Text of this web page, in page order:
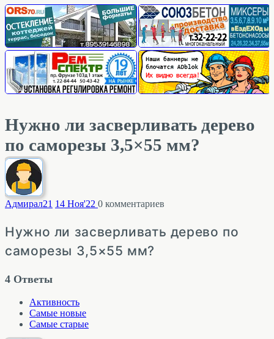
Нужно ли засверливать дерево
по саморезы 3,5×55 мм?
Адмирал21 14 Ноя'22 0 комментариев
Нужно ли засверливать дерево по
саморезы 3,5×55 мм?
4 Ответы
Активность
Самые новые
Самые старые